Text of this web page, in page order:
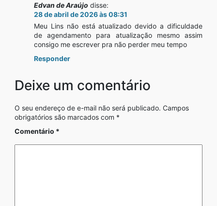
Edvan de Araújo disse:
28 de abril de 2026 às 08:31
Meu Lins não está atualizado devido a dificuldade
de agendamento para atualização mesmo assim
consigo me escrever pra não perder meu tempo
Responder
Deixe um comentário
O seu endereço de e-mail não será publicado. Campos
obrigatórios são marcados com *
Comentário *